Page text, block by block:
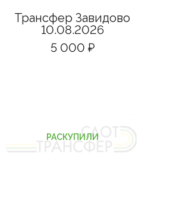
Трансфер Завидово
10.08.2026
5 000 ₽
РАСКУПИЛИ